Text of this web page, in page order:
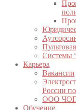
Системы
Карьера
Вакансии
России
ООО ЧОП
Обучение